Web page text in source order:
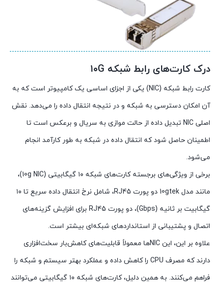
درک کارت‌های رابط شبکه ۱۰G
کارت رابط شبکه (NIC) یکی از اجزای اساسی یک کامپیوتر است که به
آن امکان دسترسی به شبکه و در نتیجه انتقال داده را می‌دهد. نقش
اصلی NIC تبدیل داده از حالت موازی به سریال و برعکس است تا
اطمینان حاصل شود که انتقال داده در شبکه به طور کارآمد انجام
می‌شود.
برخی از ویژگی‌های برجسته کارت‌های شبکه ۱۰ گیگابیتی (10g NIC)،
مانند مدل 10gtek دو پورت RJ45، شامل نرخ انتقال داده سریع تا ۱۰
گیگابیت بر ثانیه (Gbps)، دو پورت RJ45 برای افزایش گزینه‌های
اتصال و پشتیبانی از استانداردهای شبکه‌ای بیشتر است.
علاوه بر این، این NICها معمولاً قابلیت‌های کاهش‌بار سخت‌افزاری
دارند که مصرف CPU را کاهش داده و عملکرد بهتر سیستم و شبکه را
فراهم می‌کنند. به همین دلیل، کارت‌های شبکه ۱۰ گیگابیتی می‌توانند